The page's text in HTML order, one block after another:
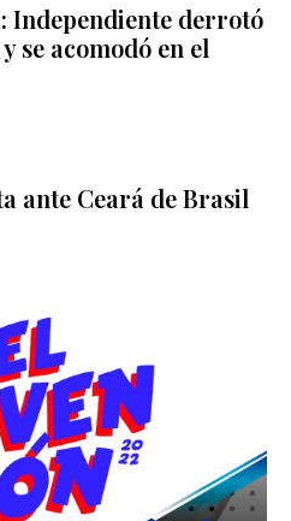
Independiente derrotó
se acomodó en el
ante Ceará de Brasil